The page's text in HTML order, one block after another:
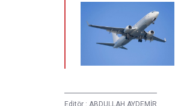
Editör : ABDULLAH AYDEMİR